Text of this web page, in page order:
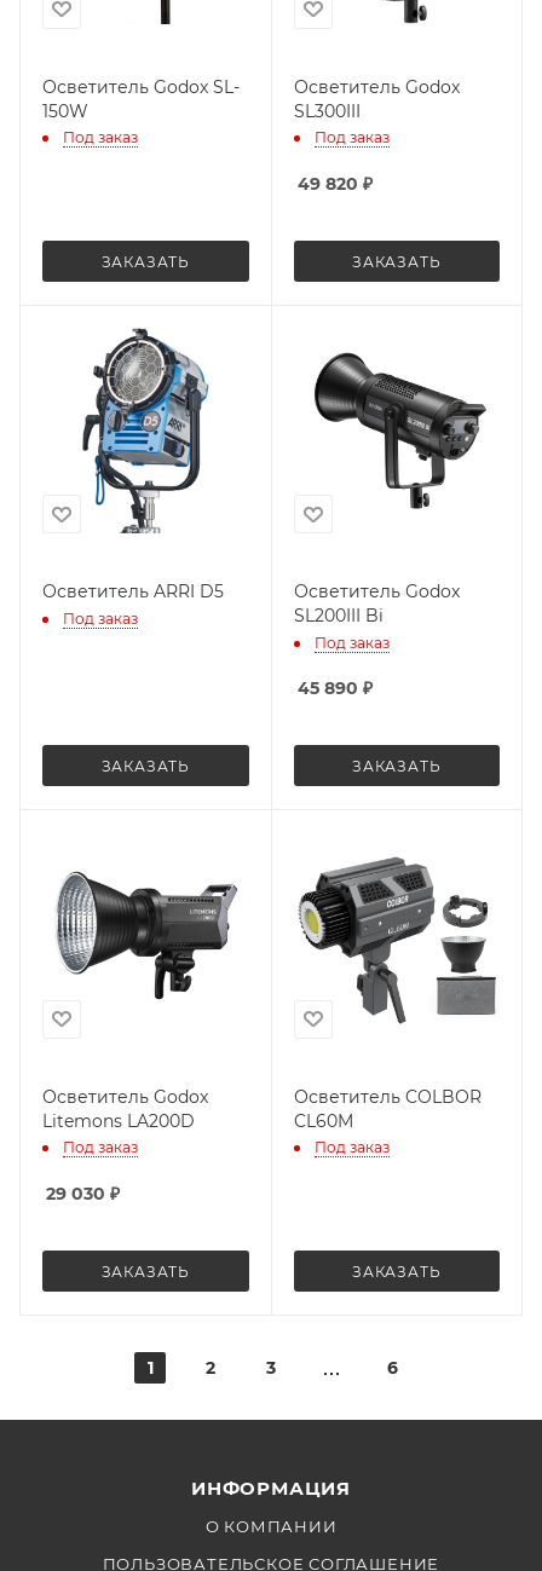
Осветитель Godox SL-
150W
Под заказ
ЗАКАЗАТЬ
Осветитель Godox
SL300III
Под заказ
49 820 ₽
ЗАКАЗАТЬ
Осветитель ARRI D5
Под заказ
ЗАКАЗАТЬ
Осветитель Godox
SL200III Bi
Под заказ
45 890 ₽
ЗАКАЗАТЬ
Осветитель Godox
Litemons LA200D
Под заказ
29 030 ₽
ЗАКАЗАТЬ
Осветитель COLBOR
CL60M
Под заказ
ЗАКАЗАТЬ
1 2 3 6
ИНФОРМАЦИЯ
О КОМПАНИИ
ПОЛЬЗОВАТЕЛЬСКОЕ СОГЛАШЕНИЕ